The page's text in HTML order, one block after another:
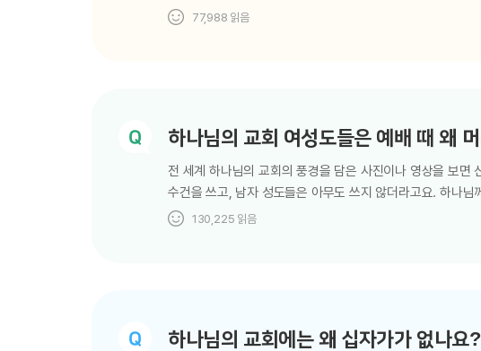
절기랍니다. 실제로 유월절을 지켜서 보호받았던 일이 있었
77,988 읽음
하나님의 교회 여성도들은 예배 때 왜
전 세계 하나님의 교회의 풍경을 담은 사진이나 영상을 보면
수건을 쓰고, 남자 성도들은 아무도 쓰지 않더라고요. 하나
규례도 포함되어 있어요. 머리 수건도 하나님의 규례예요?
130,225 읽음
하나님의 교회에는 왜 십자가가 없나요?